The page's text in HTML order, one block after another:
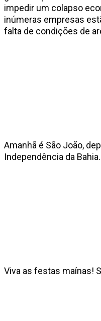
impedir um colapso
inúmeras empresas
falta de condições de
Amanhã é São João,
Independência da Bahia.
Viva as festas maínas!